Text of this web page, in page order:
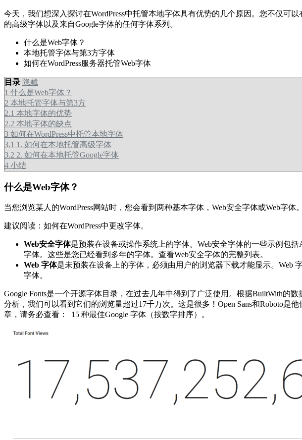
今天，我们想深入探讨在WordPress中托管本地字体具有优势的几个原因。您不仅
的高级字体以及来自Google字体的任何字体系列。
什么是Web字体？
本地托管字体与第3方字体
如何在WordPress服务器托管Web字体
目录 隐藏
1 什么是Web字体？
2 本地托管字体与第3方
2.1 本地字体的优势
2.2 本地字体的缺点
3 如何在WordPress中托管本地字体
3.1 1. 如何在本地托管高级字体
3.2 2. 如何在本地托管Google字体
4 小结
什么是Web字体？
当您浏览某人的WordPress网站时，您会看到两种基本字体，Web安全字体或Web字体
建议阅读：如何在WordPress中更改字体。
Web安全字体是预装在设备或操作系统上的字体。Web安全字体的一些示例包括
字体。这些是您已经看到多年的字体。查看Web安全字体的完整列表。
Web 字体是未预装在设备上的字体，必须由用户的浏览器下载才能显示。Web
字体。
Google Fonts是一个开源字体目录，在过去几年中得到了广泛使用。根据BuiltWith的
分析，我们可以看到它们的浏览量超过17千万次。这是很多！Open Sans和Roboto是
章，请务必查看： 15 种最佳Google 字体（按数字排序）。